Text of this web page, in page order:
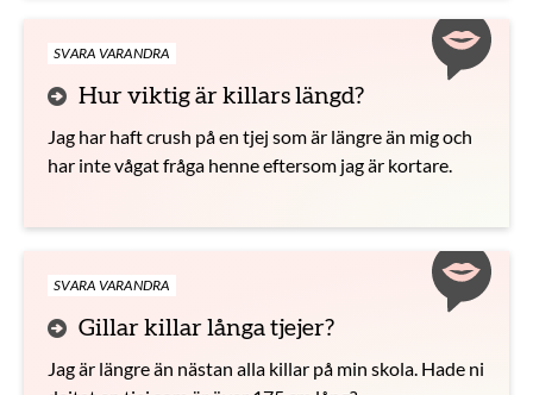
SVARA VARANDRA
Hur viktig är killars längd?
Jag har haft crush på en tjej som är längre än mig och
har inte vågat fråga henne eftersom jag är kortare.
SVARA VARANDRA
Gillar killar långa tjejer?
Jag är längre än nästan alla killar på min skola. Hade ni